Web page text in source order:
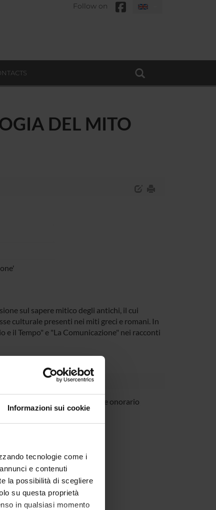
Informazioni sui cookie
tecnologie come i
e contenuti
la possibilità di scegliere
su questa proprietà
in qualsiasi momento
Follow on
DEL MITO
sul sapere mitico degli antichi, il cui
culturale presenti nei miti greci e romani. In
il Tempo" e "La Comunicazione" nei racconti
Professore onorario